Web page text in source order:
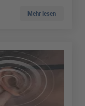
Mehr lesen